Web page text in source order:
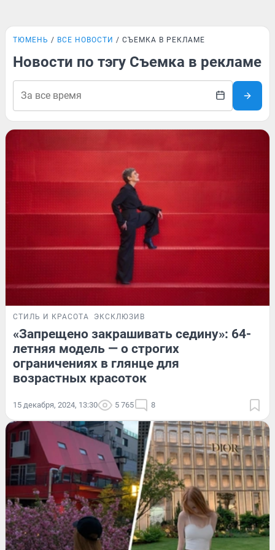
ТЮМЕНЬ ВСЕ НОВОСТИ СЪЕМКА В РЕКЛАМЕ
Новости по тэгу Съемка в рекламе
СТИЛЬ И КРАСОТА ЭКСКЛЮЗИВ
«Запрещено закрашивать седину»: 64-
летняя модель — о строгих
ограничениях в глянце для
возрастных красоток
15 декабря, 2024, 13:30 5 765 8